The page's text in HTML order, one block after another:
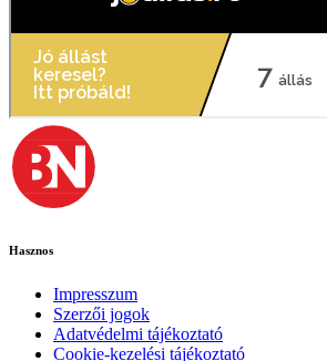
Hasznos
Impresszum
Szerzői jogok
Adatvédelmi tájékoztató
Cookie-kezelési tájékoztató